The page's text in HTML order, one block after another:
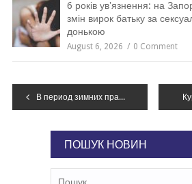
6 років увʼязнення: на
змін вирок батьку за
донькою
August 6, 2026 0 Comment
Навігація
В период зимних праздников на Днепропетровщине произошло более 40 пожаров
ПОШУК НОВИН